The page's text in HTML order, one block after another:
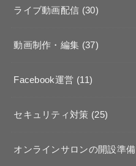
ライブ動画配信 (30)
動画制作・編集 (37)
Facebook運営 (11)
セキュリティ対策 (25)
オンラインサロンの開設準備